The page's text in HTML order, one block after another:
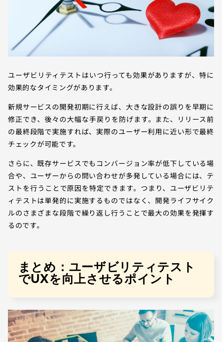
ユーザビリティテストはいつ行っても効果がありますが、特に
効果的なタイミングがあります。
新規サービスの開発初期に行えば、大きな設計の誤りを早期に
修正でき、後々の大幅な手戻りを防げます。また、リリース前
の最終段階で実施すれば、実際のユーザー利用に近い形で最終
チェックが可能です。
さらに、既存サービスでもコンバージョン率が低下している場
合や、ユーザーからの問い合わせが多発している場合には、テ
ストを行うことで原因を特定できます。つまり、ユーザビリテ
ィテストは単発的に実施するものではなく、開発ライフサイク
ルのさまざまな段階で繰り返し行うことで最大の効果を発揮す
るのです。
まとめ：ユーザビリティテスト
でUXを向上させるポイント